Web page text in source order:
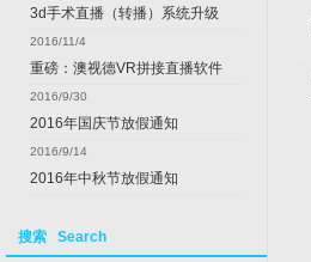
3d手术直播（转播）系统升级
2016/11/4
重磅：澳视德VR拼接直播软件
2016/9/30
2016年国庆节放假通知
2016/9/14
2016年中秋节放假通知
搜索 Search